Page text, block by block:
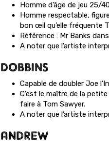
Homme d’âge de jeu 25/
Homme respectable,
bon œil qu’elle fréquente
Référence : Mr Banks dans
A noter que l’artiste
DOBBINS
Capable de doubler Joe
C’est le maître de la
faire à Tom Sawyer.
A noter que l’artiste
ANDREW